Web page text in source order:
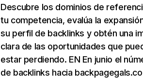
Descubre los dominios de
tu competencia, evalúa la
su perfil de backlinks y obtén una
clara de las oportunidades que
estar perdiendo. EN En junio el
de backlinks hacia